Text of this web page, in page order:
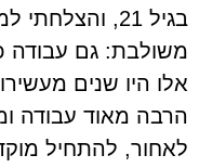
בגיל 21,
משולבת: גם עבודה
אלו היו שנים
הרבה מאוד עבודה
לאחור, להתחיל